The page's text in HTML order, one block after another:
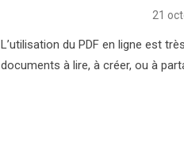
21
L’utilisation du PDF en ligne est
documents à lire, à créer, ou à